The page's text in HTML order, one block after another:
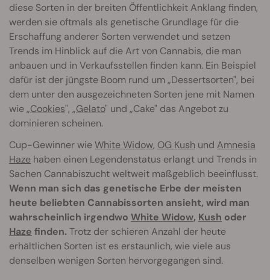
diese Sorten in der breiten Öffentlichkeit Anklang finden,
werden sie oftmals als genetische Grundlage für die
Erschaffung anderer Sorten verwendet und setzen
Trends im Hinblick auf die Art von Cannabis, die man
anbauen und in Verkaufsstellen finden kann. Ein Beispiel
dafür ist der jüngste Boom rund um „Dessertsorten", bei
dem unter den ausgezeichneten Sorten jene mit Namen
wie „Cookies", „Gelato" und „Cake" das Angebot zu
dominieren scheinen.
Cup-Gewinner wieWhite Widow, OG Kush und Amnesia
Haze haben einen Legendenstatus erlangt und Trends in
Sachen Cannabiszucht weltweit maßgeblich beeinflusst.
Wenn man sich das genetische Erbe der meisten
heute beliebten Cannabissorten ansieht, wird man
wahrscheinlich irgendwo White Widow, Kush oder
Haze finden. Trotz der schieren Anzahl der heute
erhältlichen Sorten ist es erstaunlich, wie viele aus
denselben wenigen Sorten hervorgegangen sind.